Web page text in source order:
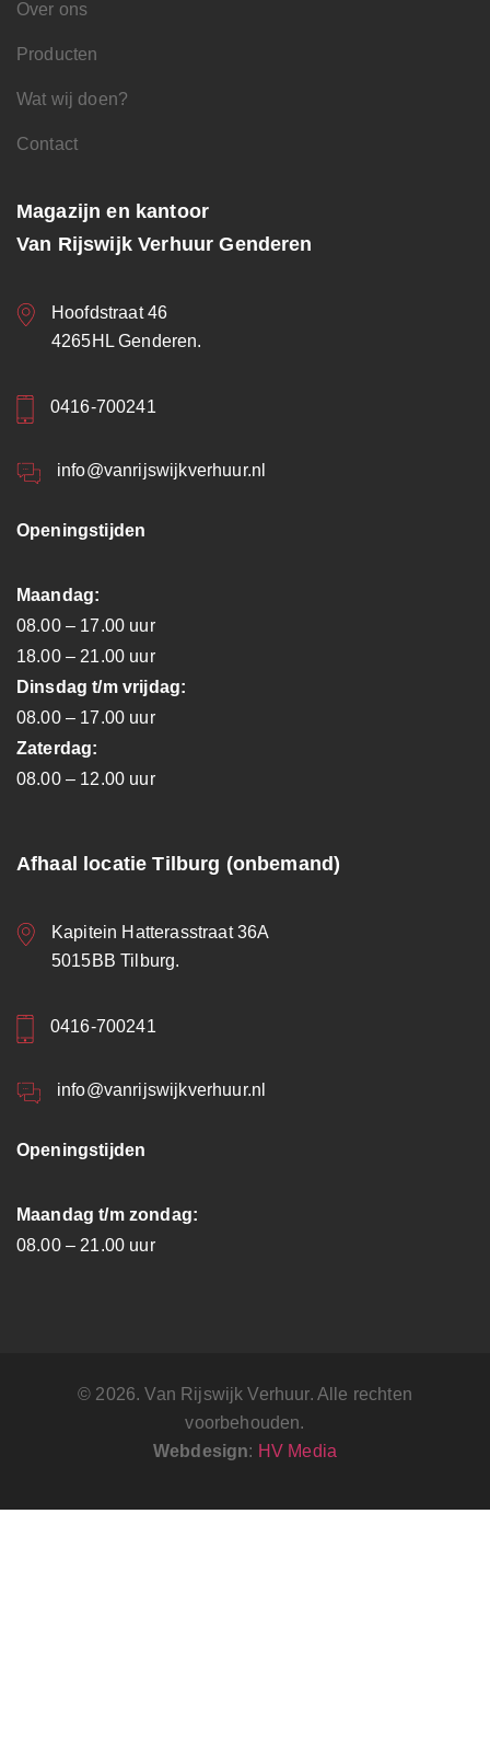
Over ons
Producten
Wat wij doen?
Contact
Magazijn en kantoor
Van Rijswijk Verhuur Genderen
Hoofdstraat 46
4265HL Genderen.
0416-700241
info@vanrijswijkverhuur.nl
Openingstijden
Maandag:
08.00 – 17.00 uur
18.00 – 21.00 uur
Dinsdag t/m vrijdag:
08.00 – 17.00 uur
Zaterdag:
08.00 – 12.00 uur
Afhaal locatie Tilburg (onbemand)
Kapitein Hatterasstraat 36A
5015BB Tilburg.
0416-700241
info@vanrijswijkverhuur.nl
Openingstijden
Maandag t/m zondag:
08.00 – 21.00 uur
© 2026. Van Rijswijk Verhuur. Alle rechten
voorbehouden.
Webdesign: HV Media